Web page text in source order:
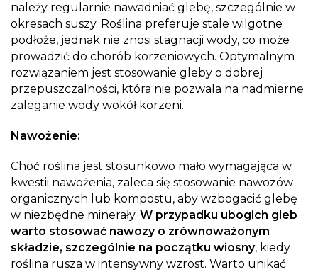
należy regularnie nawadniać glebę, szczególnie w
okresach suszy. Roślina preferuje stale wilgotne
podłoże, jednak nie znosi stagnacji wody, co może
prowadzić do chorób korzeniowych. Optymalnym
rozwiązaniem jest stosowanie gleby o dobrej
przepuszczalności, która nie pozwala na nadmierne
zaleganie wody wokół korzeni.
Nawożenie:
Choć roślina jest stosunkowo mało wymagająca w
kwestii nawożenia, zaleca się stosowanie nawozów
organicznych lub kompostu, aby wzbogacić glebę
w niezbędne minerały. W przypadku ubogich gleb
warto stosować nawozy o zrównoważonym
składzie, szczególnie na początku wiosny, kiedy
roślina rusza w intensywny wzrost. Warto unikać